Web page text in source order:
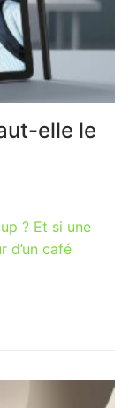
elle le
? Et si une
café